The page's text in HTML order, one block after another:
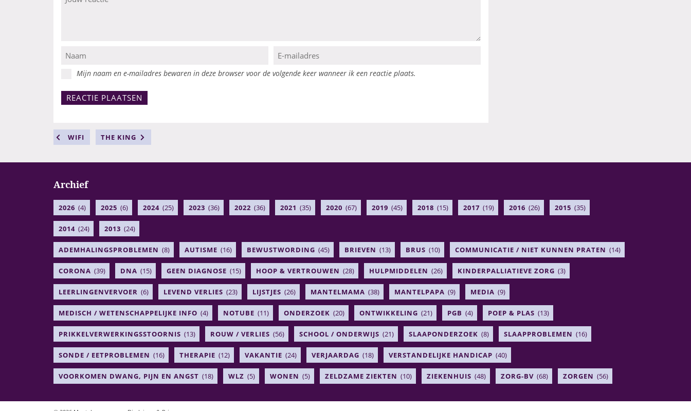
Mijn naam en e-mailadres bewaren in deze browser voor de volgende keer wanneer ik een reactie plaats.
WIFI THE KING
Archief
2026 (4) 2025 (6) 2024 (25) 2023 (36) 2022 (36) 2021 (35) 2020 (67) 2019 (45) 2018 (15) 2017 (19) 2016 (26) 2015 (35)
2014 (24) 2013 (24)
ADEMHALINGSPROBLEMEN (8) AUTISME (16) BEWUSTWORDING (45) BRIEVEN (13) BRUS (10) COMMUNICATIE / NIET KUNNEN PRATEN (14)
CORONA (39) DNA (15) GEEN DIAGNOSE (15) HOOP & VERTROUWEN (28) HULPMIDDELEN (26) KINDERPALLIATIEVE ZORG (3)
LEERLINGENVERVOER (6) LEVEND VERLIES (23) LIJSTJES (26) MANTELMAMA (38) MANTELPAPA (9) MEDIA (9)
MEDISCH / WETENSCHAPPELIJKE INFO (4) NOTUBE (11) ONDERZOEK (20) ONTWIKKELING (21) PGB (4) POEP & PLAS (13)
PRIKKELVERWERKINGSSTOORNIS (13) ROUW / VERLIES (56) SCHOOL / ONDERWIJS (21) SLAAPONDERZOEK (8) SLAAPPROBLEMEN (16)
SONDE / EETPROBLEMEN (16) THERAPIE (12) VAKANTIE (24) VERJAARDAG (18) VERSTANDELIJKE HANDICAP (40)
VOORKOMEN DWANG, PIJN EN ANGST (18) WLZ (5) WONEN (5) ZELDZAME ZIEKTEN (10) ZIEKENHUIS (48) ZORG-BV (68) ZORGEN (56)